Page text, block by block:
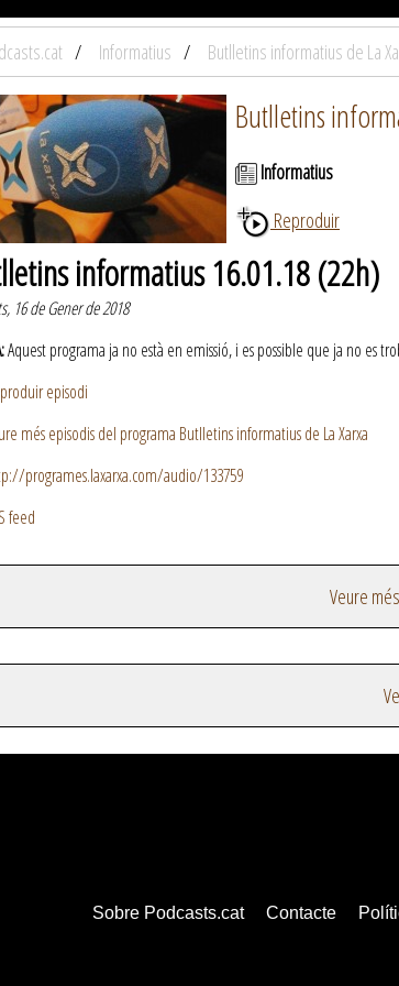
Informatius Butlletins informatius de La
Butlletins
Informatius
Reproduir
informatius 16.01.18 (22h)
16 de Gener de 2018
Aquest programa ja no està en emissió, i es possible que ja no es
episodi
més episodis del programa Butlletins informatius de La Xarxa
programes.laxarxa.com/audio/133759
feed
Veure
Sobre Podcasts.cat Contacte